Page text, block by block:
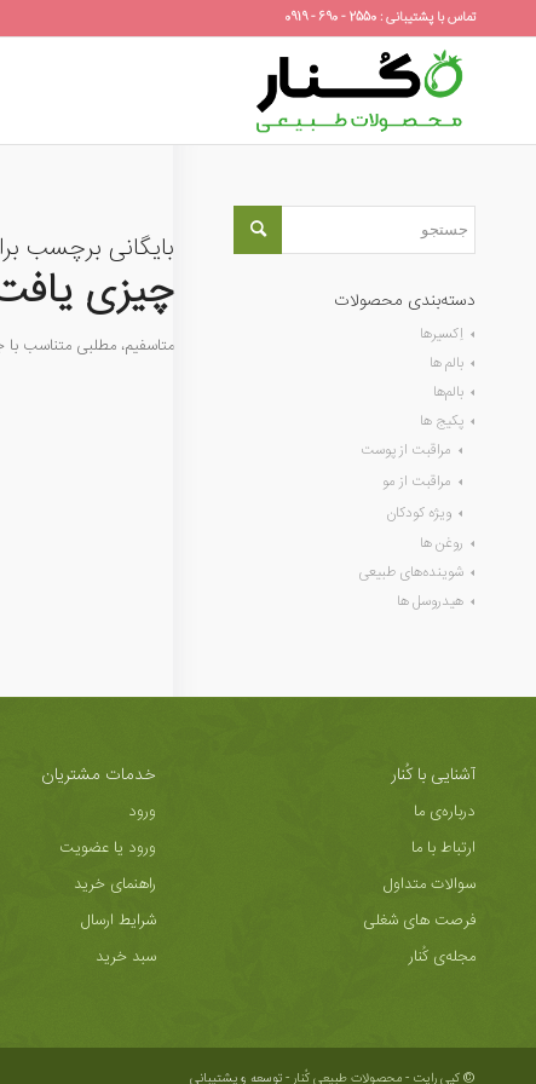
تماس با پشتیبانی : 2550 - 690 - 0919
بایگانی برچسب
چیزی
متاسفیم، مطلبی متناسب
دسته‌بندی محصولات
اِکسیرها
بالم ها
بالم‌ها
پکیج ها
مراقبت از پوست
مراقبت از مو
ویژه کودکان
روغن ها
شوینده‌های طبیعی
هیدروسل ها
آشنایی با کُنار
درباره‌ی ما
ارتباط با ما
سوالات متداول
فرصت های شغلی
مجله‌ی کُنار
خدمات مشتریان
ورود
ورود یا عضویت
راهنمای خرید
شرایط ارسال
سبد خرید
© کپی رایت - محصولات طبیعی کُنار -توسعه و پشتیبانی